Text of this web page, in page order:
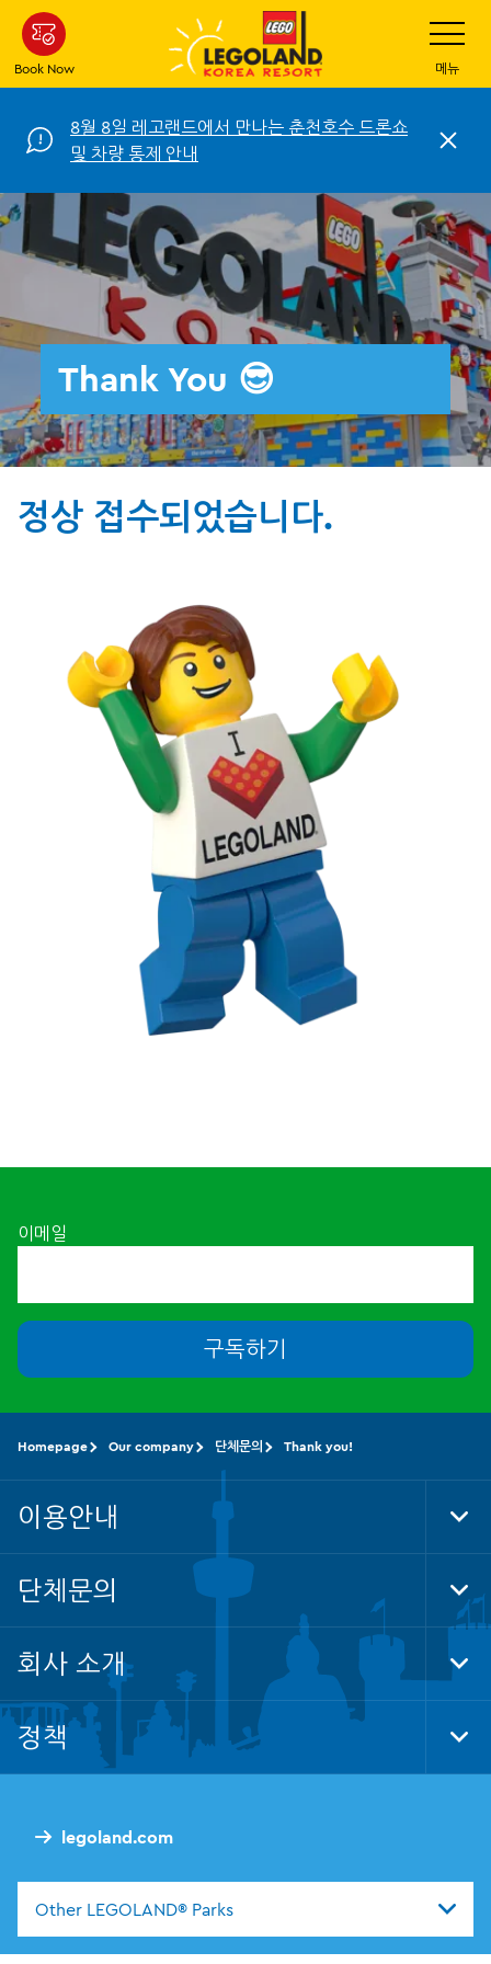
Skip
main
content
Book Now
Toggle
메뉴
8월 8일 레고랜드에서 만나는 춘천호수 드론쇼
및 차량 통제 안내
C
o
s
e
Thank You 😎
정상 접수되었습니다.
이메일
구독하기
legoland.com
Other LEGOLAND® Parks
Homepage Our company 단체문의 Thank you!
이용안내
단체문의
회사 소개
정책